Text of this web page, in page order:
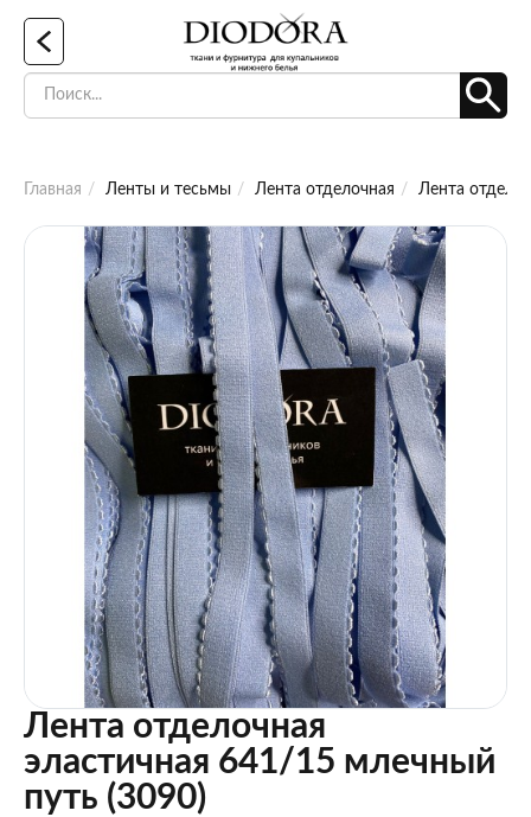
Главная Ленты и тесьмы Лента отделочная Лента
Лента отделочная
эластичная 641/15 млечный
путь (3090)